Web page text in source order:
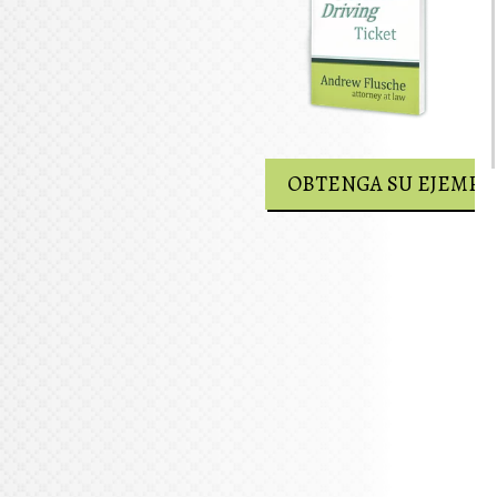
OBTENGA SU